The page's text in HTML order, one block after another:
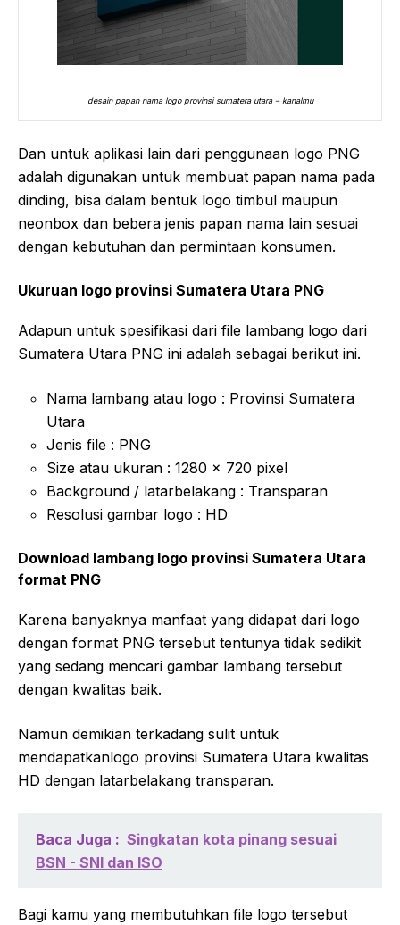
desain papan nama logo provinsi sumatera utara – kanalmu
Dan untuk aplikasi lain dari penggunaan logo PNG
adalah digunakan untuk membuat papan nama pada
dinding, bisa dalam bentuk logo timbul maupun
neonbox dan bebera jenis papan nama lain sesuai
dengan kebutuhan dan permintaan konsumen.
Ukuruan logo provinsi Sumatera Utara PNG
Adapun untuk spesifikasi dari file lambang logo dari
Sumatera Utara PNG ini adalah sebagai berikut ini.
Nama lambang atau logo : Provinsi Sumatera
Utara
Jenis file : PNG
Size atau ukuran : 1280 x 720 pixel
Background / latarbelakang : Transparan
Resolusi gambar logo : HD
Download lambang logo provinsi Sumatera Utara
format PNG
Karena banyaknya manfaat yang didapat dari logo
dengan format PNG tersebut tentunya tidak sedikit
yang sedang mencari gambar lambang tersebut
dengan kwalitas baik.
Namun demikian terkadang sulit untuk
mendapatkanlogo provinsi Sumatera Utara kwalitas
HD dengan latarbelakang transparan.
Baca Juga : Singkatan kota pinang sesuai
BSN - SNI dan ISO
Bagi kamu yang membutuhkan file logo tersebut